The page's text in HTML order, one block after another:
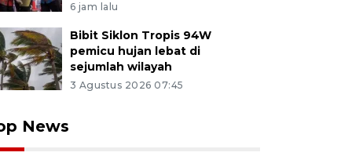
6 jam lalu
Bibit Siklon Tropis 94W
pemicu hujan lebat di
sejumlah wilayah
3 Agustus 2026 07:45
News